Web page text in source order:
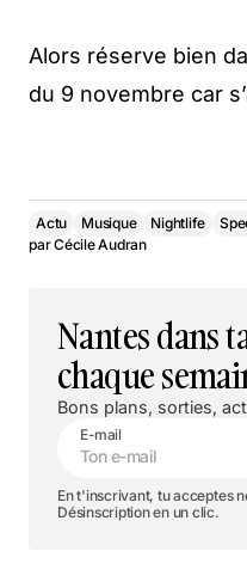
Alors réserve bien
du 9 novembre car
Actu Musique Nightlife
parCécile Audran
Nantes dans
chaque
Bons plans, sorties,
E-mail
En t'inscrivant, tu acceptes
Désinscription en un clic.